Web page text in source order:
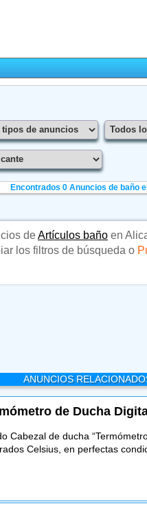
Encontrados 0Anuncios de baño
deArtículos bañoen
los filtros de búsqueda o
ANUNCIOS
de Ducha
Cabezal de ducha
Celsius, en perfectas